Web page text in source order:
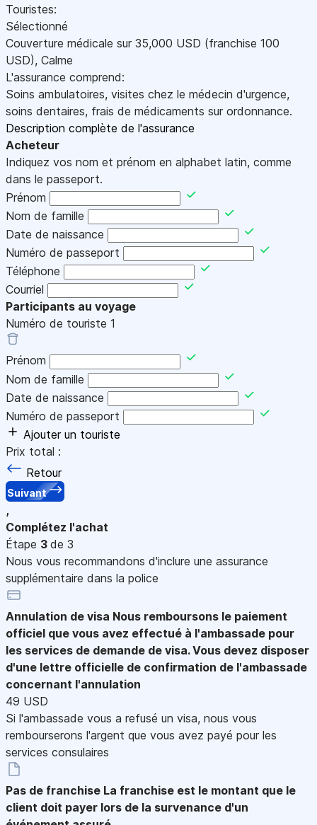
Touristes:
Sélectionné
Couverture médicale sur 35,000 USD (franchise 100
USD), Calme
L'assurance comprend:
Soins ambulatoires, visites chez le médecin d'urgence,
soins dentaires, frais de médicaments sur ordonnance.
Description complète de l'assurance
Acheteur
Indiquez vos nom et prénom en alphabet latin, comme
dans le passeport.
Prénom
Nom de famille
Date de naissance
Numéro de passeport
Téléphone
Courriel
Participants au voyage
Numéro de touriste 1
Prénom
Nom de famille
Date de naissance
Numéro de passeport
Ajouter un touriste
Prix total :
Retour
Suivant
,
Complétez l'achat
Étape 3 de 3
Nous vous recommandons d'inclure une assurance
supplémentaire dans la police
Annulation de visa Nous remboursons le paiement
officiel que vous avez effectué à l'ambassade pour
les services de demande de visa. Vous devez disposer
d'une lettre officielle de confirmation de l'ambassade
concernant l'annulation
49 USD
Si l'ambassade vous a refusé un visa, nous vous
rembourserons l'argent que vous avez payé pour les
services consulaires
Pas de franchise La franchise est le montant que le
client doit payer lors de la survenance d'un